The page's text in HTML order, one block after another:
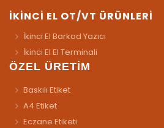
İKİNCİ EL OT/VT ÜRÜNLERİ
İkinci El Barkod Yazıcı
İkinci El El Terminali
ÖZEL ÜRETİM
Baskılı Etiket
A4 Etiket
Eczane Etiketi